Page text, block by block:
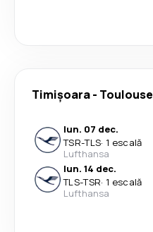
Timișoara- Toulouse
lun. 07 dec.
TSR-TLS· 1 escală
Lufthansa
lun. 14 dec.
TLS-TSR· 1 escală
Lufthansa